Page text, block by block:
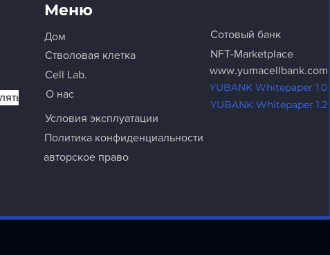
на рассмотрение
Меню
Дом
Cell Lab.
Стволовая клетка
Условия эксплуатации
Политика конфиденциальности
авторское право
О нас
www.yumacellbank.com
Сотовый банк
NFT-Marketplace
YUBANK Whitepaper 1.0
YUBANK Whitepaper 1.2